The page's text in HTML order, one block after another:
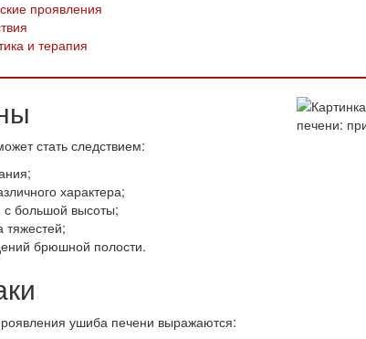
проявления
и терапия
стать следствием:
характера;
с большой высоты;
тяжестей;
брюшной полости.
ушиба печени выражаются: